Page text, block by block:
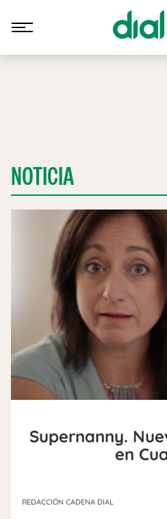
NOTICIA
Supernanny.
en
REDACCIÓN CADENA DIAL